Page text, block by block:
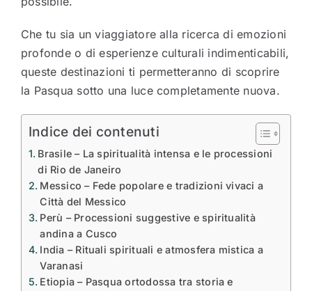
Che tu sia un viaggiatore alla ricerca di emozioni
profonde o di esperienze culturali indimenticabili,
queste destinazioni ti permetteranno di scoprire
la Pasqua sotto una luce completamente nuova.
Indice dei contenuti
Brasile – La spiritualità intensa e le processioni
di Rio de Janeiro
Messico – Fede popolare e tradizioni vivaci a
Città del Messico
Perù – Processioni suggestive e spiritualità
andina a Cusco
India – Rituali spirituali e atmosfera mistica a
Varanasi
Etiopia – Pasqua ortodossa tra storia e